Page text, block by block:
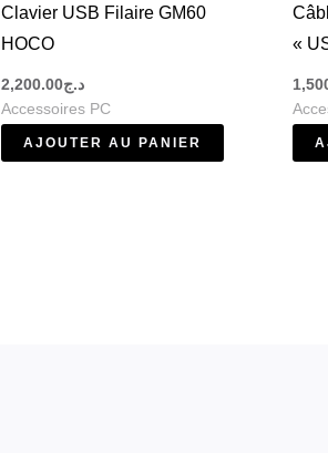
Clavier USB Filaire GM60
HOCO
د.ج2,200.00
Accessoires PC
AJOUTER AU PANIER
«